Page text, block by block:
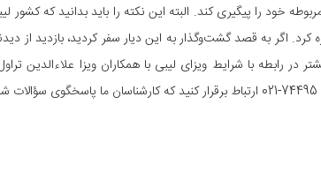
خود را پیگیری کند. البته این نکته را باید بدانید که کشور
کرد. اگر به قصد گشت‌وگذار به این دیار سفر کردید، بازدید از
در رابطه با شرایط ویزای لیبی با همکاران ویزا علاءالدین